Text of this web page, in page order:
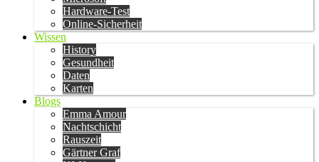
Hardware-Test
Online-Sicherheit
Wissen
History
Gesundheit
Daten
Karten
Blogs
Emma Amour
Nachtschicht
Rauszeit
Gärtner Graf